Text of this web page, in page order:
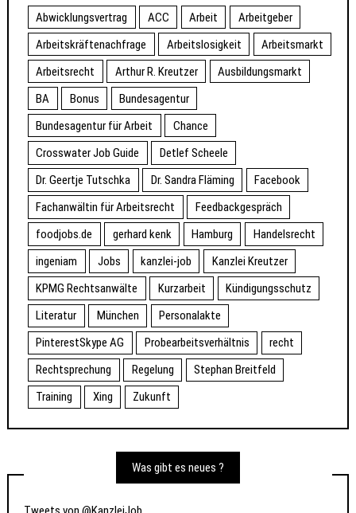
Abwicklungsvertrag ACC Arbeit
Arbeitgeber
Arbeitskräftenachfrage
Arbeitslosigkeit
Arbeitsmarkt
Arbeitsrecht
Arthur R. Kreutzer
Ausbildungsmarkt
BA
Bonus
Bundesagentur
Bundesagentur für Arbeit
Chance
Crosswater Job Guide
Detlef Scheele
Dr. Geertje Tutschka
Dr. Sandra Fläming
Facebook
Fachanwältin für Arbeitsrecht
Feedbackgespräch
foodjobs.de
gerhard kenk Hamburg
Handelsrecht
ingeniam
Jobs kanzlei-job
Kanzlei Kreutzer
KPMG Rechtsanwälte
Kurzarbeit
Kündigungsschutz
Literatur
München
Personalakte
PinterestSkype AG
Probearbeitsverhältnis
recht
Rechtsprechung
Regelung
Stephan Breitfeld
Training
Xing Zukunft
Was gibt es neues ?